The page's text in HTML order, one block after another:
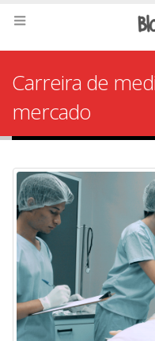
Carreira de
mercado